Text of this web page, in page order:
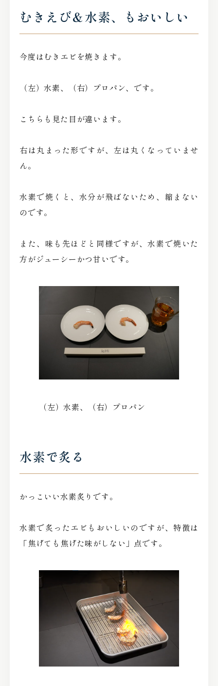
むきえび＆水素、もおいしい
今度はむきエビを焼きます。
（左）水素、（右）プロパン、です。
こちらも見た目が違います。
右は丸まった形ですが、左は丸くなっていませ
ん。
水素で焼くと、水分が飛ばないため、縮まない
のです。
また、味も先ほどと同様ですが、水素で焼いた
方がジューシーかつ甘いです。
（左）水素、（右）プロパン
水素で炙る
かっこいい水素炙りです。
水素で炙ったエビもおいしいのですが、特徴は
「焦げても焦げた味がしない」点です。